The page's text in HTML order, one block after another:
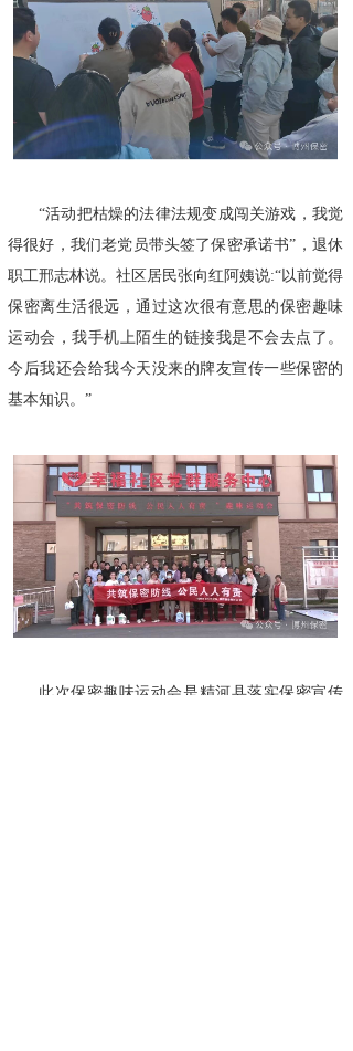
“活动把枯燥的法律法规变成闯关游戏，我觉
得很好，我们老党员带头签了保密承诺书”，退休
职工邢志林说。社区居民张向红阿姨说:“以前觉得
保密离生活很远，通过这次很有意思的保密趣味
运动会，我手机上陌生的链接我是不会去点了。
今后我还会给我今天没来的牌友宣传一些保密的
基本知识。”
此次保密趣味运动会是精河县落实保密宣传